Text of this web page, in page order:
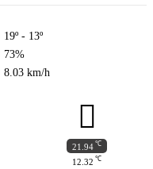
19º - 13º
73%
8.03 km/h
21.94 ℃
12.32 ℃